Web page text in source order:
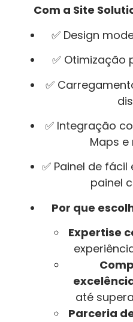
Com a Site
✅ Design
✅ Otimização
✅
✅ Integração
Maps e
✅ Painel de
painel
Por que
Expertise
até
Parceria